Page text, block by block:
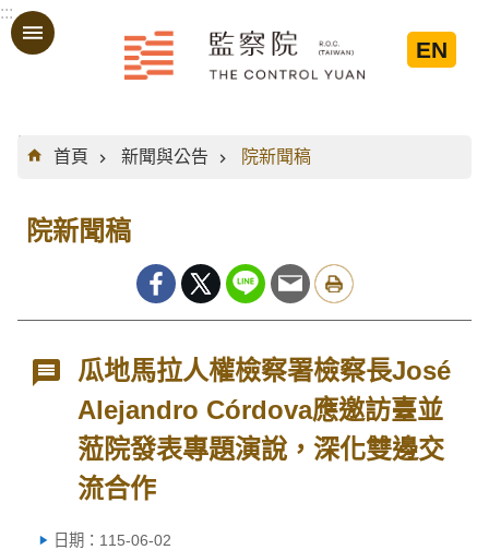
跳到主要內容區塊
:::
EN
:::
首頁
新聞與公告 院新聞稿
院新聞稿
瓜地馬拉人權檢察署檢察長José
Alejandro Córdova應邀訪臺並
蒞院發表專題演說，深化雙邊交
流合作
日期：115-06-02